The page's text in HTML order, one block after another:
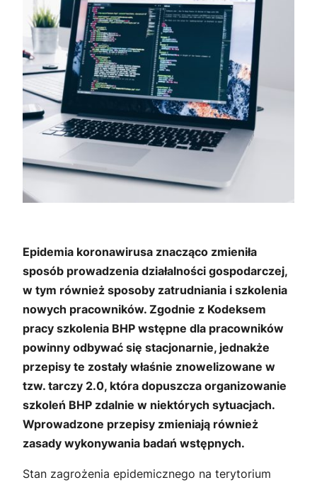
Epidemia koronawirusa znacząco zmieniła
sposób prowadzenia działalności gospodarczej,
w tym również sposoby zatrudniania i szkolenia
nowych pracowników. Zgodnie z Kodeksem
pracy szkolenia BHP wstępne dla pracowników
powinny odbywać się stacjonarnie, jednakże
przepisy te zostały właśnie znowelizowane w
tzw. tarczy 2.0, która dopuszcza organizowanie
szkoleń BHP zdalnie w niektórych sytuacjach.
Wprowadzone przepisy zmieniają również
zasady wykonywania badań wstępnych.
Stan zagrożenia epidemicznego na terytorium